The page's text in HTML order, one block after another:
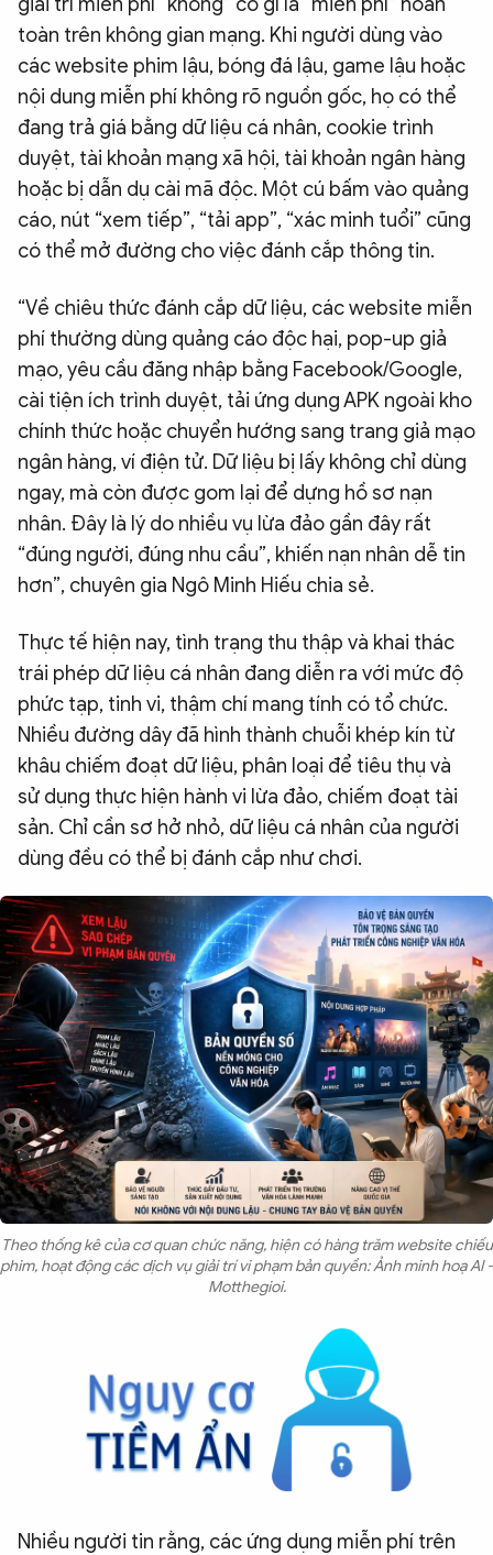
giải trí miễn phí “không” có gì là “miễn phí” hoàn
toàn trên không gian mạng. Khi người dùng vào
các website phim lậu, bóng đá lậu, game lậu hoặc
nội dung miễn phí không rõ nguồn gốc, họ có thể
đang trả giá bằng dữ liệu cá nhân, cookie trình
duyệt, tài khoản mạng xã hội, tài khoản ngân hàng
hoặc bị dẫn dụ cài mã độc. Một cú bấm vào quảng
cáo, nút “xem tiếp”, “tải app”, “xác minh tuổi” cũng
có thể mở đường cho việc đánh cắp thông tin.
“Về chiêu thức đánh cắp dữ liệu, các website miễn
phí thường dùng quảng cáo độc hại, pop-up giả
mạo, yêu cầu đăng nhập bằng Facebook/Google,
cài tiện ích trình duyệt, tải ứng dụng APK ngoài kho
chính thức hoặc chuyển hướng sang trang giả mạo
ngân hàng, ví điện tử. Dữ liệu bị lấy không chỉ dùng
ngay, mà còn được gom lại để dựng hồ sơ nạn
nhân. Đây là lý do nhiều vụ lừa đảo gần đây rất
“đúng người, đúng nhu cầu”, khiến nạn nhân dễ tin
hơn”, chuyên gia Ngô Minh Hiếu chia sẻ.
Thực tế hiện nay, tình trạng thu thập và khai thác
trái phép dữ liệu cá nhân đang diễn ra với mức độ
phức tạp, tinh vi, thậm chí mang tính có tổ chức.
Nhiều đường dây đã hình thành chuỗi khép kín từ
khâu chiếm đoạt dữ liệu, phân loại để tiêu thụ và
sử dụng thực hiện hành vi lừa đảo, chiếm đoạt tài
sản. Chỉ cần sơ hở nhỏ, dữ liệu cá nhân của người
dùng đều có thể bị đánh cắp như chơi.
Theo thống kê của cơ quan chức năng, hiện có hàng trăm website chiếu
phim, hoạt động các dịch vụ giải trí vi phạm bản quyền: Ảnh minh hoạ AI -
Motthegioi.
Nhiều người tin rằng, các ứng dụng miễn phí trên